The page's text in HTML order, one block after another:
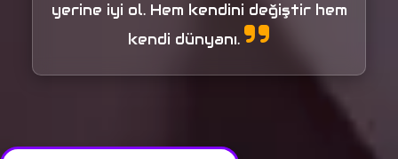
yerine iyi ol. Hem kendini değiştir hem
kendi dünyanı.